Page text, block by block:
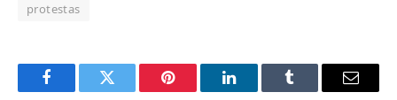
protestas
FacebookTwitter Pinterest LinkedInTumblr Email